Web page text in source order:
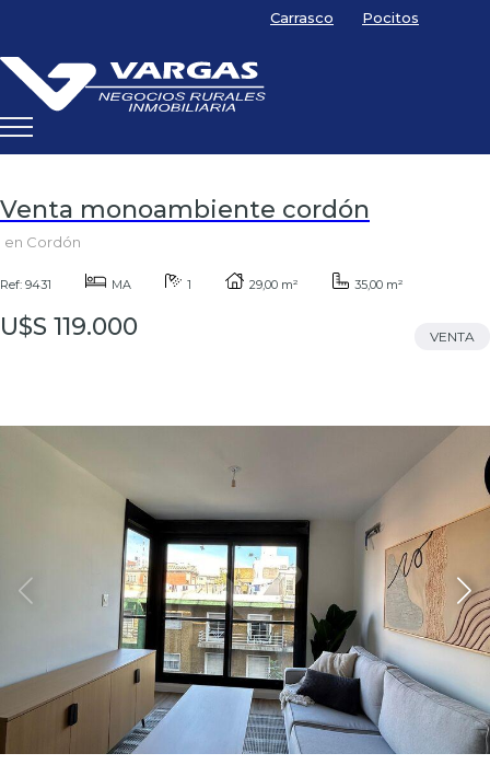
Carrasco Pocitos
Venta monoambiente cordón
en Cordón
Ref: 9431 MA 1 29,00 m² 35,00 m²
U$S 119.000 VENTA